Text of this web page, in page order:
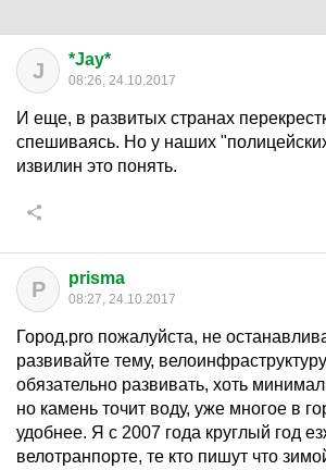
J *Jay*
08:26, 24.10.2017
И еще, в развитых странах
спешиваясь. Но у наших
извилин это понять.
P prisma
08:27, 24.10.2017
Город.pro пожалуйста, не
развивайте тему,
обязательно развивать, хоть
но камень точит воду, уже многое в
удобнее. Я с 2007 года круглый год
велотранпорте, те кто пишут что